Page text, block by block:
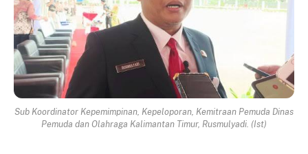
Sub Koordinator Kepemimpinan, Kepeloporan, Kemitraan Pemuda Dinas
Pemuda dan Olahraga Kalimantan Timur, Rusmulyadi. (Ist)